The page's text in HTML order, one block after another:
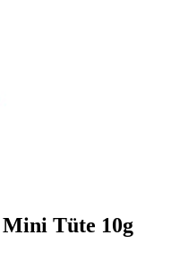
Tüte 10g